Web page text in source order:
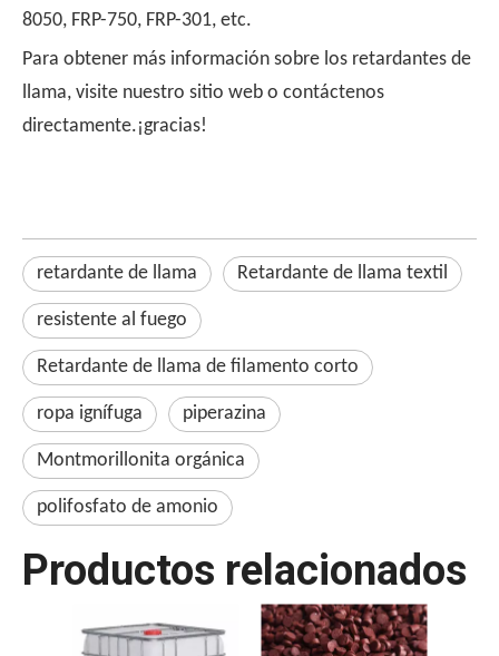
8050, FRP-750, FRP-301, etc.
Para obtener más información sobre los retardantes de
llama, visite nuestro sitio web o contáctenos
directamente.¡gracias!
retardante de llama Retardante de llama textil
resistente al fuego
Retardante de llama de filamento corto
ropa ignífuga piperazina
Montmorillonita orgánica
polifosfato de amonio
Productos relacionados